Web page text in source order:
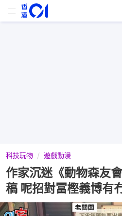
科技玩物 遊戲動漫
作家沉迷《動物森友
稿 呢招對冨樫義博有